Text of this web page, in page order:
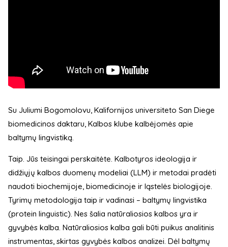
Su Juliumi Bogomolovu, Kalifornijos universiteto San Diege
biomedicinos daktaru, Kalbos klube kalbėjomės apie
baltymų lingvistiką.
Taip. Jūs teisingai perskaitėte. Kalbotyros ideologija ir
didžiųjų kalbos duomenų modeliai (LLM) ir metodai pradėti
naudoti biochemijoje, biomedicinoje ir ląstelės biologijoje.
Tyrimų metodologija taip ir vadinasi – baltymų lingvistika
(protein linguistic). Nes šalia natūraliosios kalbos yra ir
gyvybės kalba. Natūraliosios kalba gali būti puikus analitinis
instrumentas, skirtas gyvybės kalbos analizei. Dėl baltymų